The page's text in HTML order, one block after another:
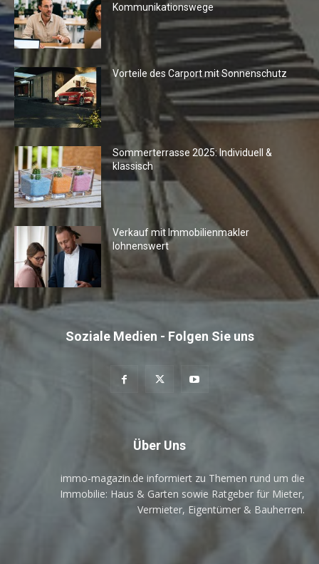
Kommunikationswege
Vorteile des Carport mit Sonnenschutz
Sommerterrasse 2025: Individuell &
klassisch
Verkauf mit Immobilienmakler
lohnenswert
Soziale Medien - Folgen Sie uns
Über Uns
immo-magazin.de informiert zu Themen rund um die
Immobilie: Haus & Garten sowie Ratgeber für Mieter,
Vermieter, Eigentümer & Bauherren.